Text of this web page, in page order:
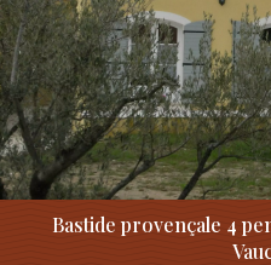
Bastide provençale 4